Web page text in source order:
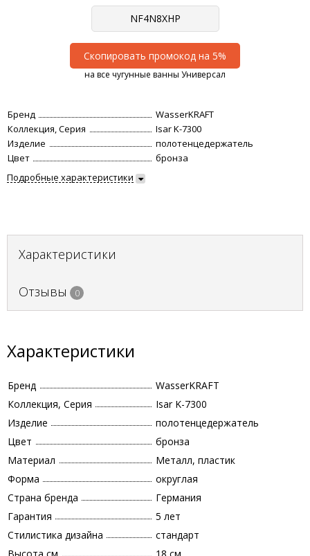
Скопировать промокод на 5%
на все чугунные ванны Универсал
Бренд
WasserKRAFT
Коллекция, Серия
Isar K-7300
Изделие
полотенцедержатель
Цвет
бронза
Подробные характеристики
Характеристики
Отзывы 0
Характеристики
Бренд
WasserKRAFT
Коллекция, Серия
Isar K-7300
Изделие
полотенцедержатель
Цвет
бронза
Материал
Металл, пластик
Форма
округлая
Страна бренда
Германия
Гарантия
5 лет
Стилистика дизайна
стандарт